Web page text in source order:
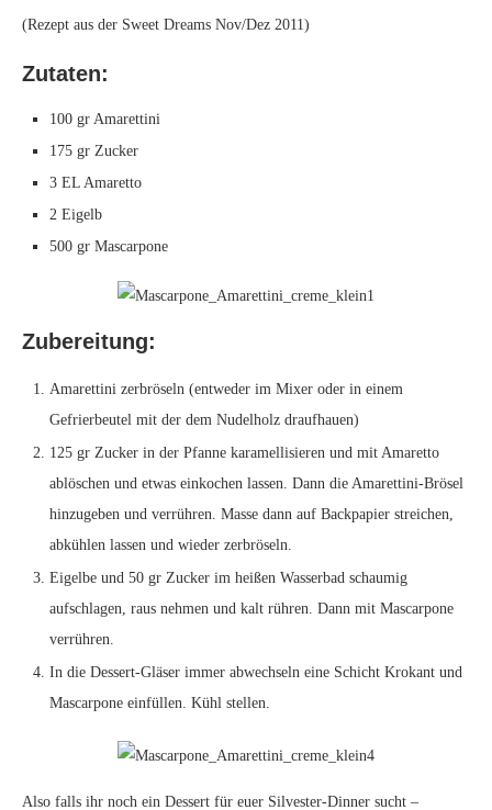
(Rezept aus der Sweet Dreams Nov/Dez 2011)
Zutaten:
100 gr Amarettini
175 gr Zucker
3 EL Amaretto
2 Eigelb
500 gr Mascarpone
Zubereitung:
Amarettini zerbröseln (entweder im Mixer oder in einem
Gefrierbeutel mit der dem Nudelholz draufhauen)
125 gr Zucker in der Pfanne karamellisieren und mit Amaretto
ablöschen und etwas einkochen lassen. Dann die Amarettini-Brösel
hinzugeben und verrühren. Masse dann auf Backpapier streichen,
abkühlen lassen und wieder zerbröseln.
Eigelbe und 50 gr Zucker im heißen Wasserbad schaumig
aufschlagen, raus nehmen und kalt rühren. Dann mit Mascarpone
verrühren.
In die Dessert-Gläser immer abwechseln eine Schicht Krokant und
Mascarpone einfüllen. Kühl stellen.
Also falls ihr noch ein Dessert für euer Silvester-Dinner sucht –